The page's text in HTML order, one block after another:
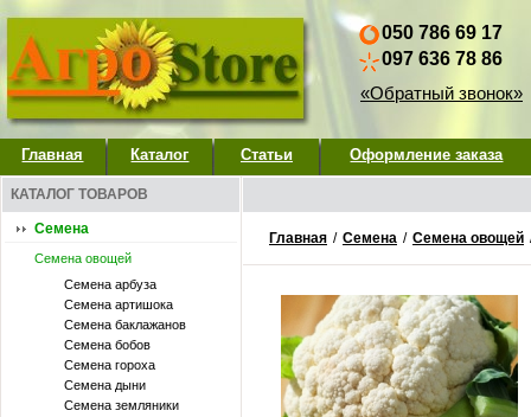
050 786 69 17
097 636 78 86
«Обратный звонок»
Главная Каталог Статьи Оформление заказа
КАТАЛОГ ТОВАРОВ
Семена
Семена овощей
Семена арбуза
Семена артишока
Семена баклажанов
Семена бобов
Семена гороха
Семена дыни
Семена земляники
Главная / Семена / Семена овощей